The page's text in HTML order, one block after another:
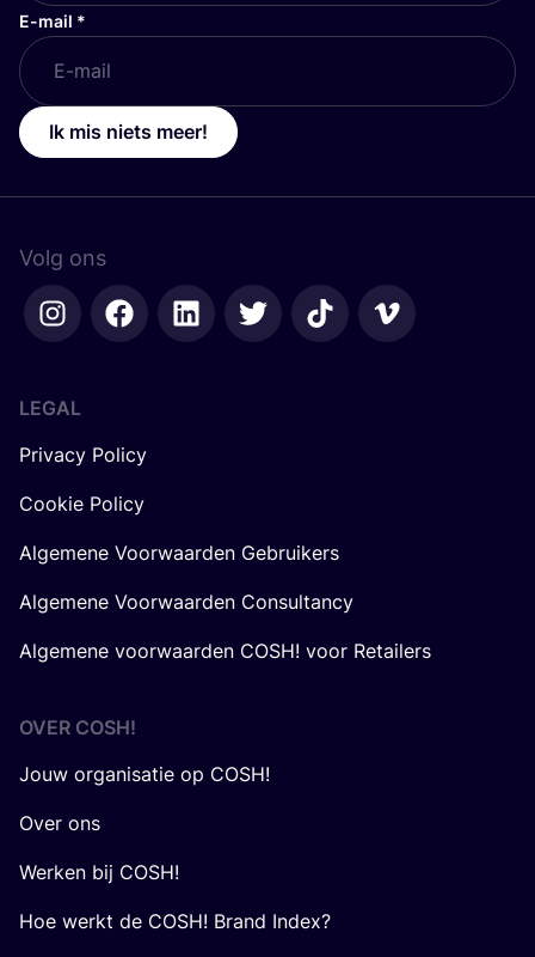
E-mail *
Ik mis niets meer!
Volg ons
LEGAL
Privacy Policy
Cookie Policy
Algemene Voorwaarden Gebruikers
Algemene Voorwaarden Consultancy
Algemene voorwaarden COSH! voor Retailers
OVER COSH!
Jouw organisatie op COSH!
Over ons
Werken bij COSH!
Hoe werkt de COSH! Brand Index?